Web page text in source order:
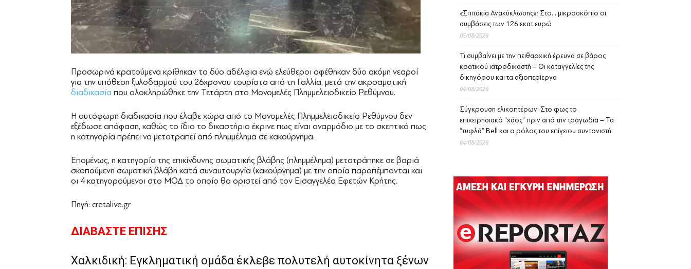
Προσωρινά κρατούμενα κρίθηκαν τα δύο αδέλφια ενώ ελεύθεροι αφέθηκαν δύο ακόμη νεαροί
για την υπόθεση ξυλοδαρμού του 26χρονου τουρίστα από τη Γαλλία, μετά την ακροαματική
διαδικασία που ολοκληρώθηκε την Τετάρτη στο Μονομελές Πλημμελειοδικείο Ρεθύμνου.
Η αυτόφωρη διαδικασία που έλαβε χώρα από το Μονομελές Πλημμελειοδικείο Ρεθύμνου δεν
εξέδωσε απόφαση, καθώς το ίδιο το δικαστήριο έκρινε πως είναι αναρμόδιο με το σκεπτικό πως
η κατηγορία πρέπει να μετατραπεί από πλημμέλημα σε κακούργημα.
Επομένως, η κατηγορία της επικίνδυνης σωματικής βλάβης (πλημμέλημα) μετατράπηκε σε βαριά
σκοπούμενη σωματική βλάβη κατά συναυτουργία (κακούργημα) με την οποία παραπέμπονται και
οι 4 κατηγορούμενοι στο ΜΟΔ το οποίο θα οριστεί από τον Εισαγγελέα Εφετών Κρήτης.
Πηγή: cretalive.gr
ΔΙΑΒΑΣΤΕ ΕΠΙΣΗΣ
Χαλκιδική: Εγκληματική ομάδα έκλεβε πολυτελή αυτοκίνητα ξένων
«Σπιτάκια Ανακύκλωσης»: Στο… μικροσκόπιο οι
συμβάσεις των 126 εκατ.ευρώ
05/08/2026
Τι συμβαίνει με την πειθαρχική έρευνα σε βάρος
κρατικού ιατροδικαστή – Οι καταγγελίες της
δικηγόρου και τα αξιοπερίεργα
04/08/2026
Σύγκρουση ελικοπτέρων: Στο φως το
επιχειρησιακό “χάος” πριν από την τραγωδία – Τα
“τυφλά” Bell και ο ρόλος του επίγειου συντονιστή
04/08/2026